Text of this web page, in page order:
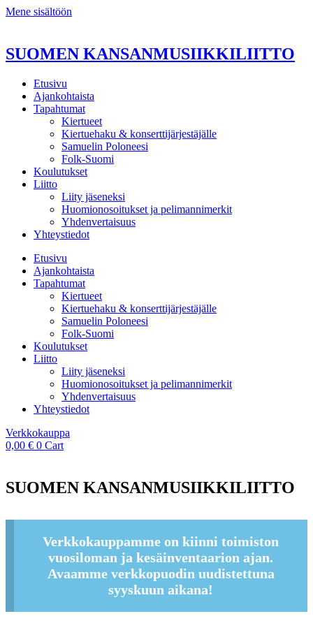
Mene sisältöön
SUOMEN KANSANMUSIIKKILIITTO
Etusivu
Ajankohtaista
Tapahtumat
Kiertueet
Kiertuehaku & konserttijärjestäjälle
Samuelin Poloneesi
Folk-Suomi
Koulutukset
Liitto
Liity jäseneksi
Huomionosoitukset ja pelimannimerkit
Yhdenvertaisuus
Yhteystiedot
Etusivu
Ajankohtaista
Tapahtumat
Kiertueet
Kiertuehaku & konserttijärjestäjälle
Samuelin Poloneesi
Folk-Suomi
Koulutukset
Liitto
Liity jäseneksi
Huomionosoitukset ja pelimannimerkit
Yhdenvertaisuus
Yhteystiedot
Verkkokauppa
0,00 € 0 Cart
SUOMEN KANSANMUSIIKKILIITTO
Verkkokauppamme on kiinni toimiston
vuosiloman ja kesäinventaarion ajan.
Avaamme verkkopuodin uudistettuna
syyskuun aikana!